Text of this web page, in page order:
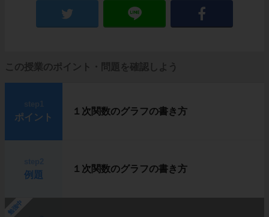
この授業のポイント・問題を確認しよう
ポイント
１次関数のグラフの書き方
例題
１次関数のグラフの書き方
勉強中